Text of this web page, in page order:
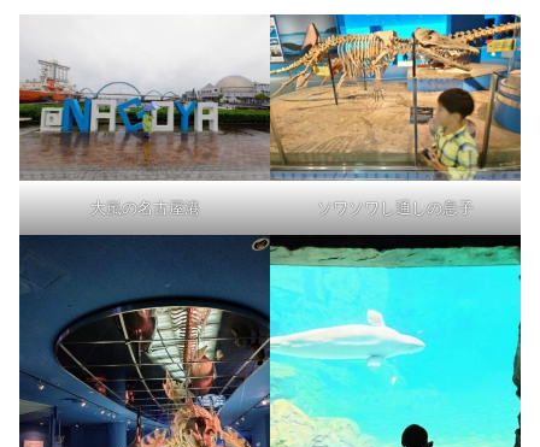
大嵐の名古屋港 ソワソワし通しの息子